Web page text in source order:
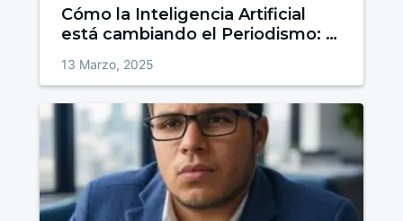
Cómo la Inteligencia Artificial
está cambiando el Periodismo: el
13 Marzo, 2025